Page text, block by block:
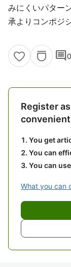
みにくいパター
承よりコンポジ
comment0
Register
You get
You can
You can
What you can